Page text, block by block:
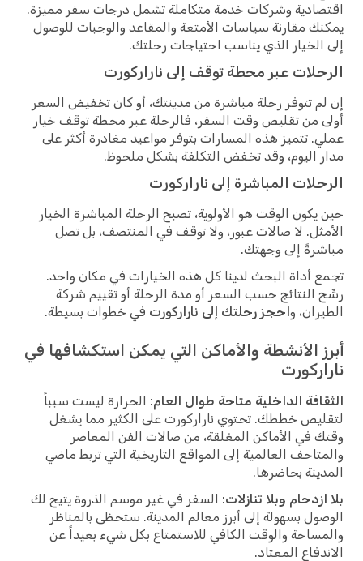
اقتصادية وشركات خدمة متكاملة تشمل درجات سفر مميزة.
يمكنك مقارنة سياسات الأمتعة والمقاعد والوجبات للوصول
إلى الخيار الذي يناسب احتياجات رحلتك.
الرحلات عبر محطة توقف إلى ناراركورت
إن لم تتوفر رحلة مباشرة من مدينتك، أو كان تخفيض السعر
أولى من تقليص وقت السفر، فالرحلة عبر محطة توقف خيار
عملي. تتميز هذه المسارات بتوفر مواعيد مغادرة أكثر على
مدار اليوم، وقد تخفض التكلفة بشكل ملحوظ.
الرحلات المباشرة إلى ناراركورت
حين يكون الوقت هو الأولوية، تصبح الرحلة المباشرة الخيار
الأمثل. لا صالات عبور، ولا توقف في المنتصف، بل تصل
مباشرةً إلى وجهتك.
تجمع أداة البحث لدينا كل هذه الخيارات في مكان واحد.
رشّح النتائج حسب السعر أو مدة الرحلة أو تقييم شركة
الطيران، واحجز رحلتك إلى ناراركورت في خطوات بسيطة.
أبرز الأنشطة والأماكن التي يمكن استكشافها في
ناراركورت
الثقافة الداخلية متاحة طوال العام: الحرارة ليست سبباً
لتقليص خططك. تحتوي ناراركورت على الكثير مما يشغل
وقتك في الأماكن المغلقة، من صالات الفن المعاصر
والمتاحف العالمية إلى المواقع التاريخية التي تربط ماضي
المدينة بحاضرها.
بلا ازدحام وبلا تنازلات: السفر في غير موسم الذروة يتيح لك
الوصول بسهولة إلى أبرز معالم المدينة. ستحظى بالمناظر
والمساحة والوقت الكافي للاستمتاع بكل شيء بعيداً عن
الاندفاع المعتاد.